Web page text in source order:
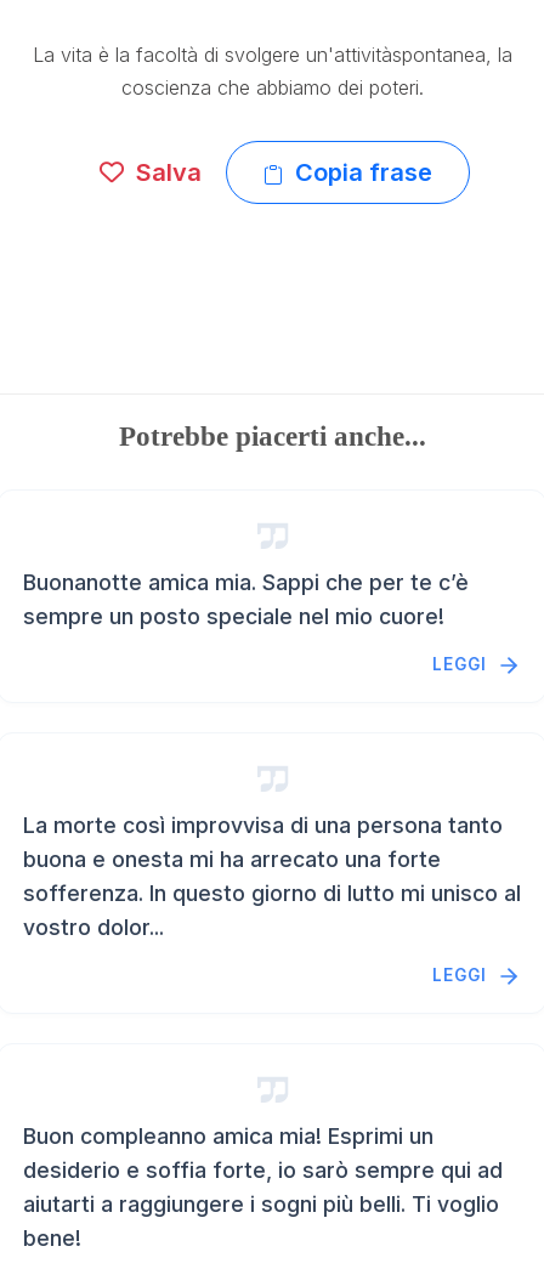
La vita è la facoltà di svolgere un'attivitàspontanea, la
coscienza che abbiamo dei poteri.
Salva Copia frase
Potrebbe piacerti anche...
Buonanotte amica mia. Sappi che per te c’è
sempre un posto speciale nel mio cuore!
LEGGI
La morte così improvvisa di una persona tanto
buona e onesta mi ha arrecato una forte
sofferenza. In questo giorno di lutto mi unisco al
vostro dolor...
LEGGI
Buon compleanno amica mia! Esprimi un
desiderio e soffia forte, io sarò sempre qui ad
aiutarti a raggiungere i sogni più belli. Ti voglio
bene!